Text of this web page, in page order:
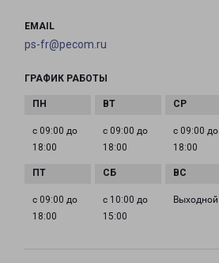
EMAIL
ps-fr@pecom.ru
ГРАФИК РАБОТЫ
с 09:00 до
18:00
с 09:00 до
18:00
с 09:00 до
18:00
с 09:00 до
18:00
с 10:00 до
15:00
Выходной